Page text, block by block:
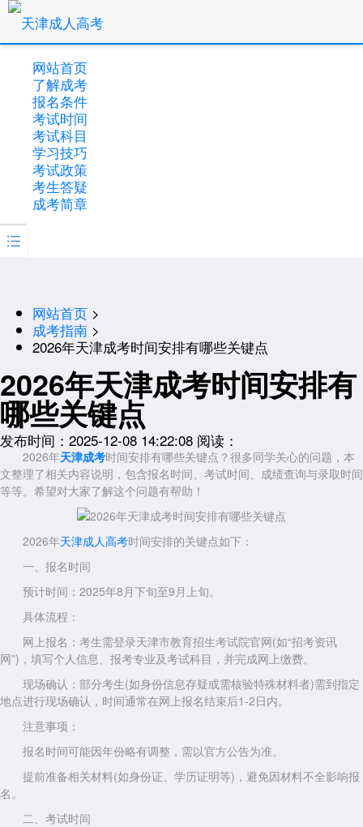
网站首页
了解成考
报名条件
考试时间
考试科目
学习技巧
考试政策
考生答疑
成考简章

网站首页 >
成考指南 >
2026年天津成考时间安排有哪些关键点
2026年天津成考时间安排有
哪些关键点
发布时间：2025-12-08 14:22:08 阅读：
2026年天津成考时间安排有哪些关键点？很多同学关心的问题，本
文整理了相关内容说明，包含报名时间、考试时间、成绩查询与录取时间
等等。希望对大家了解这个问题有帮助！
2026年天津成人高考时间安排的关键点如下：
一、报名时间
预计时间：2025年8月下旬至9月上旬。
具体流程：
网上报名：考生需登录天津市教育招生考试院官网(如“招考资讯
网”)，填写个人信息、报考专业及考试科目，并完成网上缴费。
现场确认：部分考生(如身份信息存疑或需核验特殊材料者)需到指定
地点进行现场确认，时间通常在网上报名结束后1-2日内。
注意事项：
报名时间可能因年份略有调整，需以官方公告为准。
提前准备相关材料(如身份证、学历证明等)，避免因材料不全影响报
名。
二、考试时间